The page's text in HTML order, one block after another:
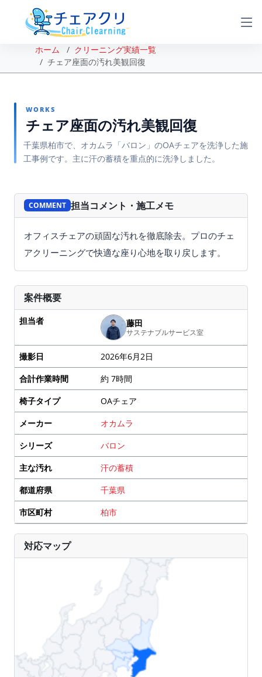
ホーム
クリーニング実績一覧
チェア座面の汚れ美観回復
WORKS
チェア座面の汚れ美観回復
千葉県柏市で、オカムラ「バロン」のOAチェアを洗浄した施
工事例です。主に汗の蓄積を重点的に洗浄しました。
BEFORE
COMMENT 担当コメント・施工メモ
オフィスチェアの頑固な汚れを徹底除去。プロのチェ
アクリーニングで快適な座り心地を取り戻します。
案件概要
担当者 藤田
サステナブルサービス室
撮影日
2026年6月2日
合計作業時間
約 7時間
椅子タイプ
OAチェア
メーカー
オカムラ
シリーズ
バロン
主な汚れ
汗の蓄積
都道府県
千葉県
市区町村
柏市
対応マップ